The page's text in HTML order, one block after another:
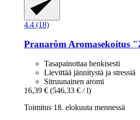
4.4 (18)
Pranarôm Aromasekoitus
Tasapainottaa henkisesti
Lievittää jännitystä ja stressiä
Sitruunainen aromi
16,39 € (546,33 € / l)
Toimitus 18. elokuuta mennessä